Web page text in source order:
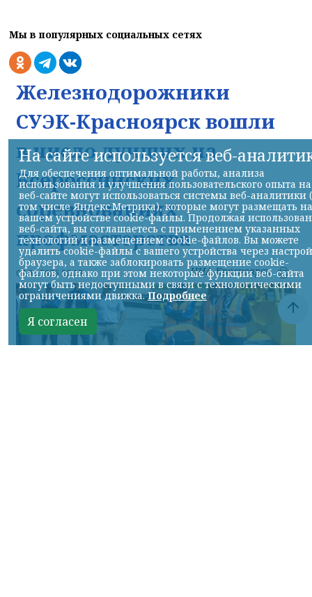
Мы в популярных социальных сетях
Железнодорожники
СУЭК-Красноярск вошли
в число лучших на
Всероссийских
соревнованиях
профмастерства
07.08.2026 22:13 НИА-Красноярск
На сайте используется веб-
Для обеспечения оптимальной работы, анализа
использования и улучшения пользовательского опыта на
веб-сайте могут использоваться системы веб-аналитики
том числе Яндекс.Метрика), которые могут размещать на
вашем устройстве cookie-файлы. Продолжая
веб-сайта, вы соглашаетесь с применением указанных
технологий и размещением cookie-файлов. Вы можете
удалить cookie-файлы с вашего устройства через
браузера, а также заблокировать размещение cookie-
файлов, однако при этом некоторые функции веб-сайта
могут быть недоступными в связи с технологическими
ограничениями движка.Подробнее
Я согласен